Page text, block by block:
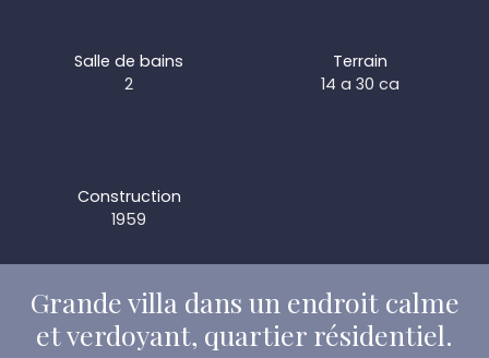
Salle de bains
2
Terrain
14 a 30 ca
Construction
1959
Grande villa dans un endroit calme
et verdoyant, quartier résidentiel.